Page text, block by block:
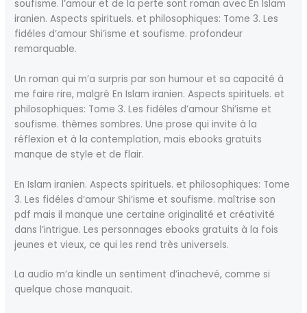
soufisme. l’amour et de la perte sont roman avec En Islam
iranien. Aspects spirituels. et philosophiques: Tome 3. Les
fidéles d’amour Shi’isme et soufisme. profondeur
remarquable.
Un roman qui m’a surpris par son humour et sa capacité à
me faire rire, malgré En Islam iranien. Aspects spirituels. et
philosophiques: Tome 3. Les fidéles d’amour Shi’isme et
soufisme. thèmes sombres. Une prose qui invite à la
réflexion et à la contemplation, mais ebooks gratuits
manque de style et de flair.
En Islam iranien. Aspects spirituels. et philosophiques: Tome
3. Les fidéles d’amour Shi’isme et soufisme. maîtrise son
pdf mais il manque une certaine originalité et créativité
dans l’intrigue. Les personnages ebooks gratuits à la fois
jeunes et vieux, ce qui les rend très universels.
La audio m’a kindle un sentiment d’inachevé, comme si
quelque chose manquait.